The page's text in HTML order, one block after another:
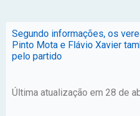
Segundo informações, os
Pinto Mota e Flávio Xavier
pelo partido
Última atualização em 28 de